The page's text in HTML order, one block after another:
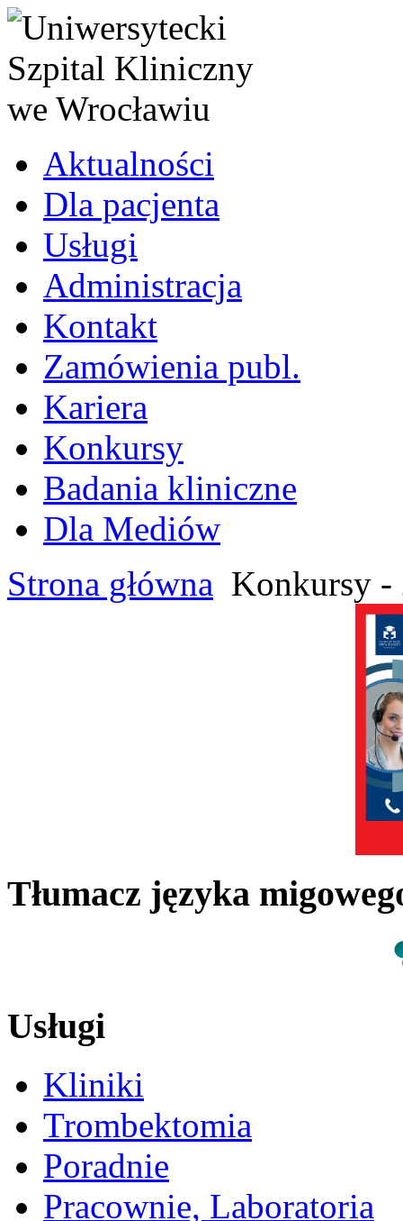
Aktualności
Dla pacjenta
Usługi
Administracja
Kontakt
Zamówienia publ.
Kariera
Konkursy
Badania kliniczne
Dla Mediów
Strona główna Konkursy -
Tłumacz języka
Usługi
Kliniki
Trombektomia
Poradnie
Pracownie, Laboratoria